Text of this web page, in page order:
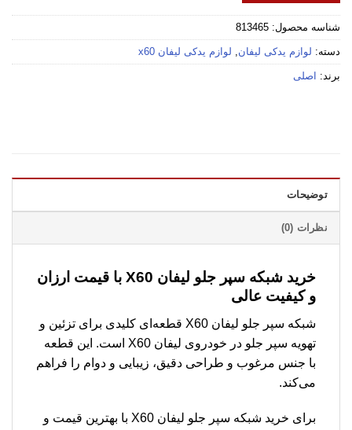
شناسه محصول: 813465
دسته: لوازم یدکی لیفان, لوازم یدکی لیفان x60
برند: اصلی
توضیحات
نظرات (0)
خرید شبکه سپر جلو لیفان X60 با قیمت ارزان
و کیفیت عالی
شبکه سپر جلو لیفان X60 قطعه‌ای کلیدی برای تزئین و
تهویه سپر جلو در خودروی لیفان X60 است. این قطعه
با جنس مرغوب و طراحی دقیق، زیبایی و دوام را فراهم
می‌کند.
برای خرید شبکه سپر جلو لیفان X60 با بهترین قیمت و